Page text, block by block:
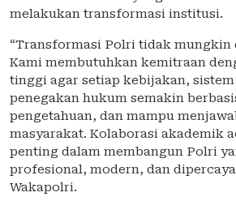
melakukan transformasi institusi.
“Transformasi Polri tidak mungkin
Kami membutuhkan kemitraan
tinggi agar setiap kebijakan,
penegakan hukum semakin
pengetahuan, dan mampu
masyarakat. Kolaborasi akademik
penting dalam membangun Polri
profesional, modern, dan
Wakapolri.